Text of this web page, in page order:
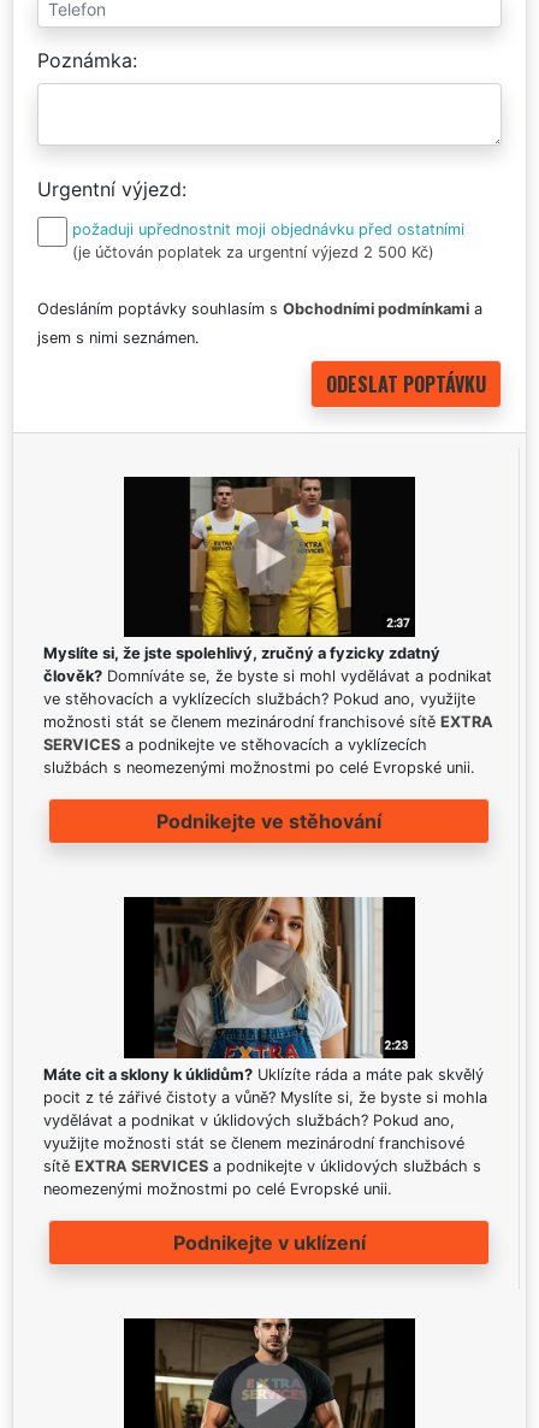
Poznámka
Urgentní výjezd
požaduji upřednostnit moji objednávku před ostatními
(je účtován poplatek za urgentní výjezd 2 500 Kč)
Odesláním poptávky souhlasím s Obchodními podmínkami a
jsem s nimi seznámen.
Myslíte si, že jste spolehlivý, zručný a fyzicky zdatný
člověk? Domníváte se, že byste si mohl vydělávat a podnikat
ve stěhovacích a vyklízecích službách? Pokud ano, využijte
možnosti stát se členem mezinárodní franchisové sítě EXTRA
SERVICES a podnikejte ve stěhovacích a vyklízecích
službách s neomezenými možnostmi po celé Evropské unii.
Podnikejte ve stěhování
Máte cit a sklony k úklidům? Uklízíte ráda a máte pak skvělý
pocit z té zářivé čistoty a vůně? Myslíte si, že byste si mohla
vydělávat a podnikat v úklidových službách? Pokud ano,
využijte možnosti stát se členem mezinárodní franchisové
sítě EXTRA SERVICES a podnikejte v úklidových službách s
neomezenými možnostmi po celé Evropské unii.
Podnikejte v uklízení